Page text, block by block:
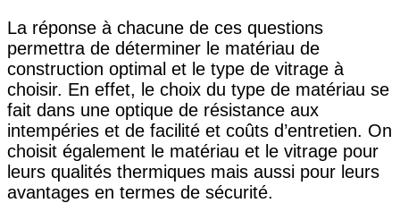
La réponse à chacune de ces questions
permettra de déterminer le matériau de
construction optimal et le type de vitrage à
choisir. En effet, le choix du type de matériau se
fait dans une optique de résistance aux
intempéries et de facilité et coûts d’entretien. On
choisit également le matériau et le vitrage pour
leurs qualités thermiques mais aussi pour leurs
avantages en termes de sécurité.